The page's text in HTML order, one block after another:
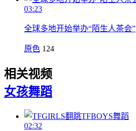
03:23
全球多地开始举办“陌生人茶会”
原色 124
相关视频
女孩舞蹈
02:32